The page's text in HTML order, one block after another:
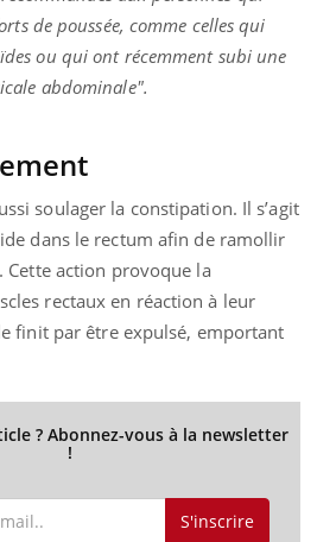
de poussée, comme celles qui
ou qui ont récemment subi une
abdominale".
soulager la constipation. Il s’agit
dans le rectum afin de ramollir
Cette action provoque la
rectaux en réaction à leur
finit par être expulsé, emportant
? Abonnez-vous à la newsletter
!
S'inscrire